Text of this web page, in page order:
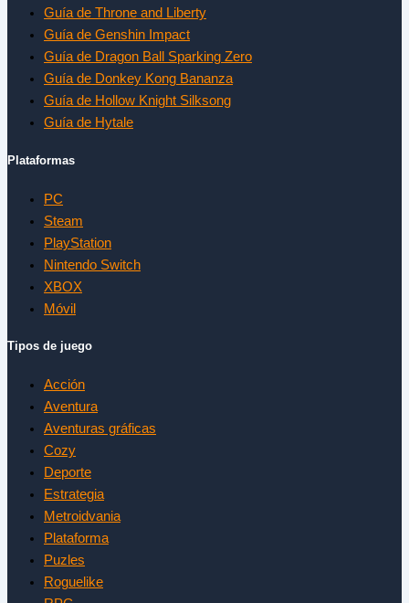
Guía de Throne and Liberty
Guía de Genshin Impact
Guía de Dragon Ball Sparking Zero
Guía de Donkey Kong Bananza
Guía de Hollow Knight Silksong
Guía de Hytale
Plataformas
PC
Steam
PlayStation
Nintendo Switch
XBOX
Móvil
Tipos de juego
Acción
Aventura
Aventuras gráficas
Cozy
Deporte
Estrategia
Metroidvania
Plataforma
Puzles
Roguelike